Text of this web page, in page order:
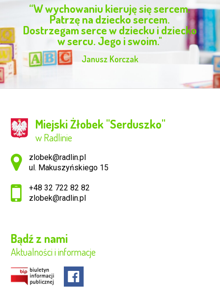
“W wychowaniu kieruję się sercem.
Patrzę na dziecko sercem.
Dostrzegam serce w dziecku i dziecko
w sercu. Jego i swoim."
Janusz Korczak
Miejski Żłobek ''Serduszko''
w Radlinie
Adres pocztowy:
zlobek@radlin.pl
ul. Makuszyńskiego 15
+48 32 722 82 82
zlobek@radlin.pl
Bądź z nami
Aktualności i informacje